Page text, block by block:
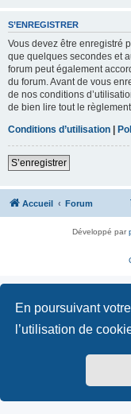
En poursuivant
l’utilisation de
S’ENREGISTRER
Vous devez être enregistré
que quelques secondes et
forum peut également
du forum. Avant de vous
de nos conditions
de bien lire tout le règlement
Conditions d’utilisation |
S’enregistrer
Accueil Forum
Développé par